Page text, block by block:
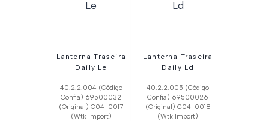
Lanterna Traseira
Daily Le
40.2.2.004 (Código
Confia) 69500032
(Original) C04-0017
(Wtk Import)
Lanterna Traseira
Daily Ld
40.2.2.005 (Código
Confia) 69500026
(Original) C04-0018
(Wtk Import)